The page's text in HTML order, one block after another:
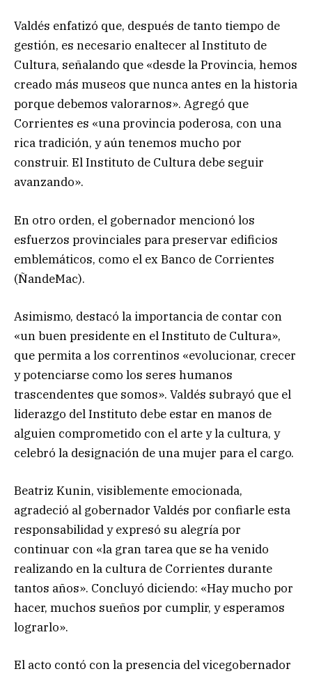
Valdés enfatizó que, después de tanto tiempo de
gestión, es necesario enaltecer al Instituto de
Cultura, señalando que «desde la Provincia, hemos
creado más museos que nunca antes en la historia
porque debemos valorarnos». Agregó que
Corrientes es «una provincia poderosa, con una
rica tradición, y aún tenemos mucho por
construir. El Instituto de Cultura debe seguir
avanzando».
En otro orden, el gobernador mencionó los
esfuerzos provinciales para preservar edificios
emblemáticos, como el ex Banco de Corrientes
(ÑandeMac).
Asimismo, destacó la importancia de contar con
«un buen presidente en el Instituto de Cultura»,
que permita a los correntinos «evolucionar, crecer
y potenciarse como los seres humanos
trascendentes que somos». Valdés subrayó que el
liderazgo del Instituto debe estar en manos de
alguien comprometido con el arte y la cultura, y
celebró la designación de una mujer para el cargo.
Beatriz Kunin, visiblemente emocionada,
agradeció al gobernador Valdés por confiarle esta
responsabilidad y expresó su alegría por
continuar con «la gran tarea que se ha venido
realizando en la cultura de Corrientes durante
tantos años». Concluyó diciendo: «Hay mucho por
hacer, muchos sueños por cumplir, y esperamos
lograrlo».
El acto contó con la presencia del vicegobernador